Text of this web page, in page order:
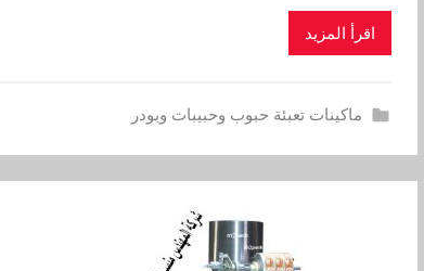
اقرأ المزيد
ماكينات تعبئة حبوب وحبيبات وبودر